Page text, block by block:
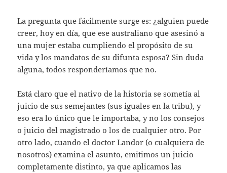
La pregunta que fácilmente surge es: ¿alguien puede
creer, hoy en día, que ese australiano que asesinó a
una mujer estaba cumpliendo el propósito de su
vida y los mandatos de su difunta esposa? Sin duda
alguna, todos responderíamos que no.
Está claro que el nativo de la historia se sometía al
juicio de sus semejantes (sus iguales en la tribu), y
eso era lo único que le importaba, y no los consejos
o juicio del magistrado o los de cualquier otro. Por
otro lado, cuando el doctor Landor (o cualquiera de
nosotros) examina el asunto, emitimos un juicio
completamente distinto, ya que aplicamos las